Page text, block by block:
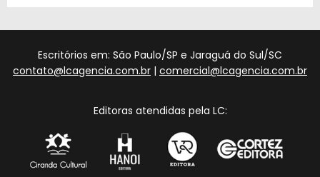
Escritórios em: São Paulo/SP e Jaraguá do Sul/SC
contato@lcagencia.com.br | comercial@lcagencia.com.br
Editoras atendidas pela LC: